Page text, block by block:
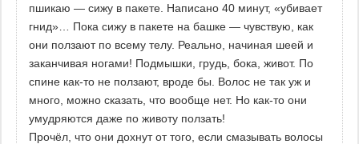
пшикаю — сижу в пакете. Написано 40 минут, «убивает
гнид»… Пока сижу в пакете на башке — чувствую, как
они ползают по всему телу. Реально, начиная шеей и
заканчивая ногами! Подмышки, грудь, бока, живот. По
спине как-то не ползают, вроде бы. Волос не так уж и
много, можно сказать, что вообще нет. Но как-то они
умудряются даже по животу ползать!
Прочёл, что они дохнут от того, если смазывать волосы